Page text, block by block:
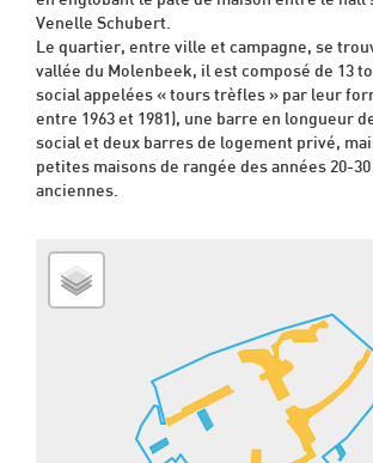
Venelle Schubert.
Le quartier, entre ville et campagne, se
vallée du Molenbeek, il est composé de 13
social appelées « tours trèfles » par leur
entre 1963 et 1981), une barre en longueur
social et deux barres de logement privé,
petites maisons de rangée des années 20-
anciennes.